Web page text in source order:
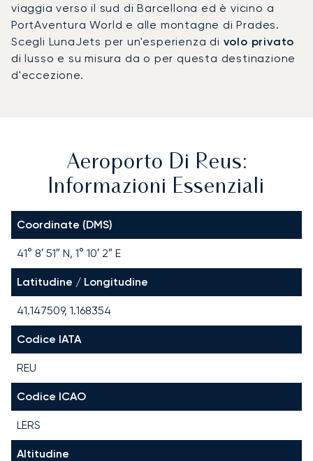
viaggia verso il sud di Barcellona ed è vicino a
PortAventura World e alle montagne di Prades.
Scegli LunaJets per un'esperienza di volo privato
di lusso e su misura da o per questa destinazione
d'eccezione.
Aeroporto Di Reus:
Informazioni Essenziali
Coordinate (DMS)
41° 8′ 51″ N, 1° 10′ 2″ E
Latitudine / Longitudine
41.147509, 1.168354
Codice IATA
REU
Codice ICAO
LERS
Altitudine